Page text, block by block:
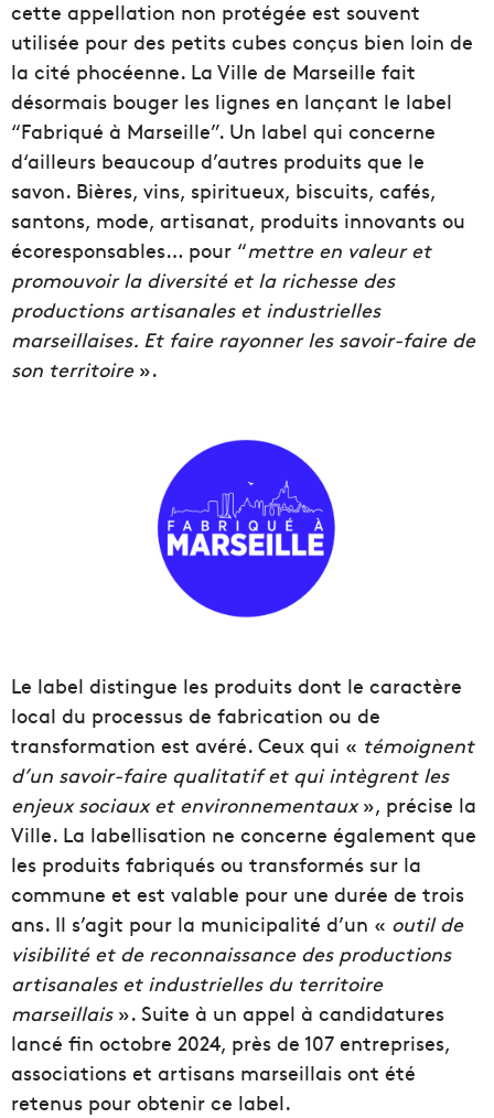
cette appellation non protégée est souvent
utilisée pour des petits cubes conçus bien loin de
la cité phocéenne. La Ville de Marseille fait
désormais bouger les lignes en lançant le label
“Fabriqué à Marseille”. Un label qui concerne
d‘ailleurs beaucoup d’autres produits que le
savon. Bières, vins, spiritueux, biscuits, cafés,
santons, mode, artisanat, produits innovants ou
écoresponsables… pour “mettre en valeur et
promouvoir la diversité et la richesse des
productions artisanales et industrielles
marseillaises. Et faire rayonner les savoir-faire de
son territoire».
Le label distingue les produits dont le caractère
local du processus de fabrication ou de
transformation est avéré. Ceux qui « témoignent
d’un savoir-faire qualitatif et qui intègrent les
enjeux sociaux et environnementaux», précise la
Ville. La labellisation ne concerne également que
les produits fabriqués ou transformés sur la
commune et est valable pour une durée de trois
ans. Il s’agit pour la municipalité d’un « outil de
visibilité et de reconnaissance des productions
artisanales et industrielles du territoire
marseillais». Suite à un appel à candidatures
lancé fin octobre 2024, près de 107 entreprises,
associations et artisans marseillais ont été
retenus pour obtenir ce label.